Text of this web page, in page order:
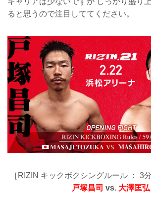
ると思うので注目しててください。
［RIZIN キックボクシングルール ： 3
戸塚昌司 vs. 大澤匡弘